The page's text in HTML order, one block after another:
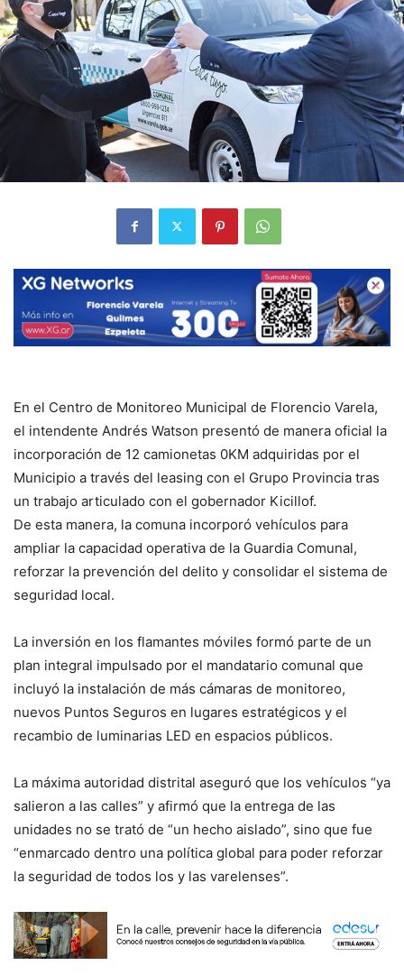
En el Centro de Monitoreo Municipal de Florencio Varela,
el intendente Andrés Watson presentó de manera oficial la
incorporación de 12 camionetas 0KM adquiridas por el
Municipio a través del leasing con el Grupo Provincia tras
un trabajo articulado con el gobernador Kicillof.
De esta manera, la comuna incorporó vehículos para
ampliar la capacidad operativa de la Guardia Comunal,
reforzar la prevención del delito y consolidar el sistema de
seguridad local.
La inversión en los flamantes móviles formó parte de un
plan integral impulsado por el mandatario comunal que
incluyó la instalación de más cámaras de monitoreo,
nuevos Puntos Seguros en lugares estratégicos y el
recambio de luminarias LED en espacios públicos.
La máxima autoridad distrital aseguró que los vehículos “ya
salieron a las calles” y afirmó que la entrega de las
unidades no se trató de “un hecho aislado”, sino que fue
“enmarcado dentro una política global para poder reforzar
la seguridad de todos los y las varelenses”.